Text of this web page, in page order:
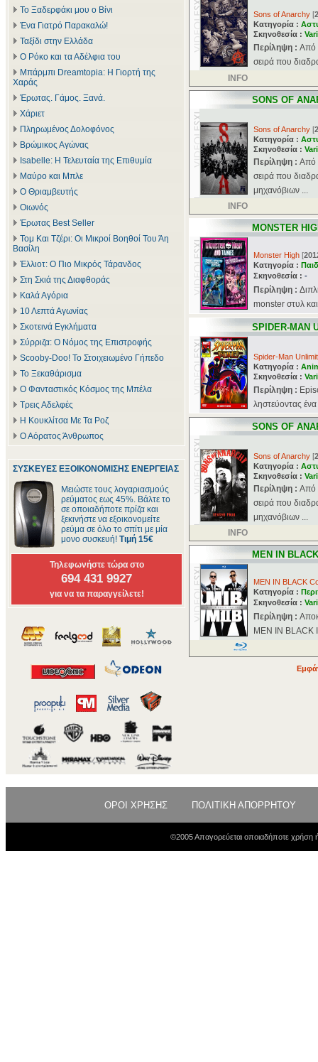
Το Ξαδερφάκι μου ο Βίνι
Ένα Γιατρό Παρακαλώ!
Ταξίδι στην Ελλάδα
Ο Ρόκο και τα Αδέλφια του
Μπάρμπι Dreamtopia: Η Γιορτή της
Χαράς
Έρωτας. Γάμος. Ξανά.
Χάριετ
Πληρωμένος Δολοφόνος
Βρώμικος Αγώνας
Isabelle: Η Τελευταία της Επιθυμία
Μαύρο και Μπλε
Ο Θριαμβευτής
Οιωνός
Έρωτας Best Seller
Τομ Και Τζέρι: Οι Μικροί Βοηθοί Του Άη
Βασίλη
Έλλιοτ: Ο Πιο Μικρός Τάρανδος
Στη Σκιά της Διαφθοράς
Καλά Αγόρια
10 Λεπτά Αγωνίας
Σκοτεινά Εγκλήματα
Σύρριζα: Ο Νόμος της Επιστροφής
Scooby-Doo! Το Στοιχειωμένο Γήπεδο
Το Ξεκαθάρισμα
Ο Φανταστικός Κόσμος της Μπέλα
Τρεις Αδελφές
Η Κουκλίτσα Με Τα Ροζ
Ο Αόρατος Άνθρωπος
ΣΥΣΚΕΥΕΣ ΕΞΟΙΚΟΝΟΜΙΣΗΣ ΕΝΕΡΓΕΙΑΣ
Μειώστε τους λογαριασμούς
ρεύματος εως 45%. Βάλτε το
σε οποιαδήποτε πρίζα και
ξεκινήστε να εξοικονομείτε
ρεύμα σε όλο το σπίτι με μία
μονο συσκευή! Τιμή 15€
Τηλεφωνήστε τώρα στο
694 431 9927
για να τα παραγγείλετε!
Sons of Anarchy [
Κατηγορία :
Σκηνοθεσία :
Περίληψη : Aπό
σειρά που
INFO
SONS OF
Sons of Anarchy [
Κατηγορία :
Σκηνοθεσία :
Περίληψη : Aπό
σειρά που
μηχανόβιων ...
INFO
MONSTER
Monster High [
Κατηγορία :
Σκηνοθεσία : -
Περίληψη :
monster στυλ
SPIDER-MAN
Spider-Man
Κατηγορία :
Σκηνοθεσία :
Περίληψη :
ληστεύοντας
SONS OF
Sons of Anarchy [
Κατηγορία :
Σκηνοθεσία :
Περίληψη : Aπό
σειρά που
μηχανόβιων ...
INFO
MEN IN
MEN IN BLACK
Κατηγορία :
Σκηνοθεσία :
Περίληψη :
MEN IN BLACK
ΟΡΟΙ ΧΡΗΣΗΣ ΠΟΛΙΤΙΚΗ ΑΠΟΡΡΗΤΟΥ
©2005 Απαγορεύεται οποιαδήποτε χρήση